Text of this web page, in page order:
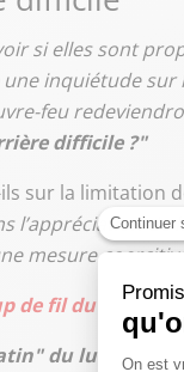
si elles sont
inquiétude
feu
difficile ?"
sur la limitation
l’appréciation
mesure
de fil du matin”
du lundi au